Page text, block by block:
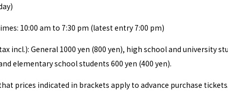
10:00 am to 7:30 pm (latest entry 7:00 pm)
incl.): General 1000 yen (800 yen), high school and university
elementary school students 600 yen (400 yen).
prices indicated in brackets apply to advance purchase tickets.